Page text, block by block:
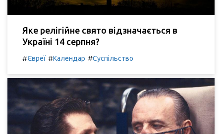
Яке релігійне свято відзначається в
Україні 14 серпня?
#Євреї #Календар #Суспільство